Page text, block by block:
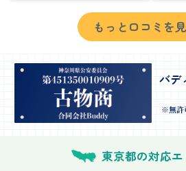
が集めた物や古い家具が
多く、自分たちだけでは
どうにもならない状態で
んが手際よく片付けてく
れたので、部屋が驚くほ
どスッキリしました。自
分では手が回らなかった
場所も含め、プロの力を
特に、物が散乱していた
とが
古い
ど、
きま
当
て
ちら
もっと口コミを
バデ
※無許
東京都の対応エ